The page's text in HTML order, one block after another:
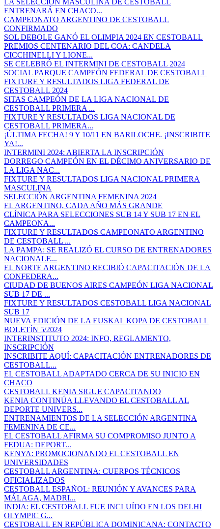
ENTRENARÁ EN CHACO...
CAMPEONATO ARGENTINO DE CESTOBALL
CONFIRMADO
SOL DEBOLE GANÓ EL OLIMPIA 2024 EN CESTOBALL
PREMIOS CENTENARIO DEL COA: CANDELA
CICCHINELLI Y LIONE...
SE CELEBRÓ EL INTERMINI DE CESTOBALL 2024
SOCIAL PARQUE CAMPEÓN FEDERAL DE CESTOBALL
FIXTURE Y RESULTADOS LIGA FEDERAL DE
CESTOBALL 2024
SITAS CAMPEÓN DE LA LIGA NACIONAL DE
CESTOBALL PRIMERA ...
FIXTURE Y RESULTADOS LIGA NACIONAL DE
CESTOBALL PRIMERA...
¡ÚLTIMA FECHA! 9 Y 10/11 EN BARILOCHE. ¡INSCRIBITE
YA!...
INTERMINI 2024: ABIERTA LA INSCRIPCIÓN
DORREGO CAMPEÓN EN EL DÉCIMO ANIVERSARIO DE
LA LIGA NAC...
FIXTURE Y RESULTADOS LIGA NACIONAL PRIMERA
MASCULINA
SELECCIÓN ARGENTINA FEMENINA 2024
EL ARGENTINO, CADA AÑO MÁS GRANDE
CLÍNICA PARA SELECCIONES SUB 14 Y SUB 17 EN EL
CAMPEONA...
FIXTURE Y RESULTADOS CAMPEONATO ARGENTINO
DE CESTOBALL ...
LA PAMPA: SE REALIZÓ EL CURSO DE ENTRENADORES
NACIONALE...
EL NORTE ARGENTINO RECIBIÓ CAPACITACIÓN DE LA
CONFEDERA...
CIUDAD DE BUENOS AIRES CAMPEÓN LIGA NACIONAL
SUB 17 DE ...
FIXTURE Y RESULTADOS CESTOBALL LIGA NACIONAL
SUB 17
NUEVA EDICIÓN DE LA EUSKAL KOPA DE CESTOBALL
BOLETÍN 5/2024
INTERINSTITUTO 2024: INFO, REGLAMENTO,
INSCRIPCIÓN
INSCRIBITE AQUÍ: CAPACITACIÓN ENTRENADORES DE
CESTOBALL...
EL CESTOBALL ADAPTADO CERCA DE SU INICIO EN
CHACO
CESTOBALL KENIA SIGUE CAPACITANDO
KENIA CONTINÚA LLEVANDO EL CESTOBALL AL
DEPORTE UNIVERS...
ENTRENAMIENTOS DE LA SELECCIÓN ARGENTINA
FEMENINA DE CE...
EL CESTOBALL AFIRMA SU COMPROMISO JUNTO A
FEDUA: DEPORT...
KENYA: PROMOCIONANDO EL CESTOBALL EN
UNIVERSIDADES
CESTOBALL ARGENTINA: CUERPOS TÉCNICOS
OFICIALIZADOS
CESTOBALL ESPAÑOL: REUNIÓN Y AVANCES PARA
MÁLAGA, MADRI...
INDIA: EL CESTOBALL FUE INCLUÍDO EN LOS DELHI
OLYMPIC G...
CESTOBALL EN REPÚBLICA DOMINICANA: CONTACTO